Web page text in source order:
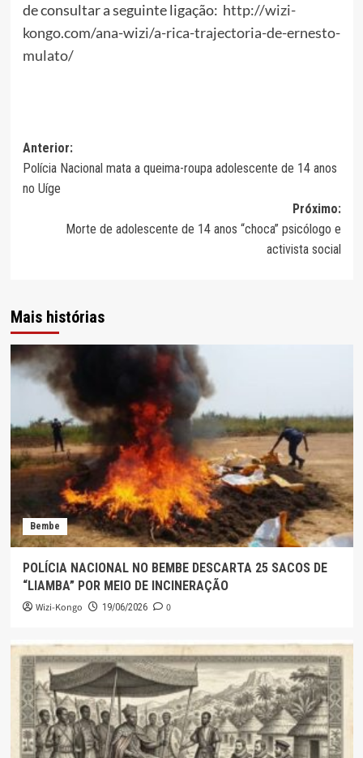
de consultar a seguinte ligação: http://wizi-
kongo.com/ana-wizi/a-rica-trajectoria-de-ernesto-
mulato/
Navegação
de
artigos
Anterior:
Polícia Nacional mata a queima-roupa adolescente de 14 anos
no Uíge
Próximo:
Morte de adolescente de 14 anos “choca” psicólogo e
activista social
Mais histórias
Bembe
POLÍCIA NACIONAL NO BEMBE DESCARTA 25 SACOS DE
“LIAMBA” POR MEIO DE INCINERAÇÃO
Wizi-Kongo 19/06/2026 0